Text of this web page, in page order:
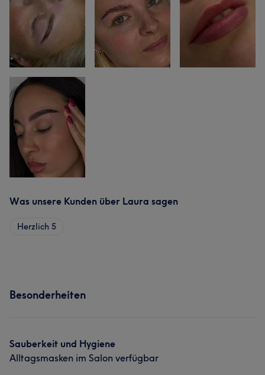
Was unsere Kunden über Laura sagen
Herzlich 5
Besonderheiten
Sauberkeit und Hygiene
Alltagsmasken im Salon verfügbar